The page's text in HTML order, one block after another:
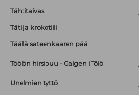
Tähtitaivas
Täti ja krokotiili
Täällä sateenkaaren pää
Töölön hirsipuu - Galgen i Tölö
Unelmien tyttö